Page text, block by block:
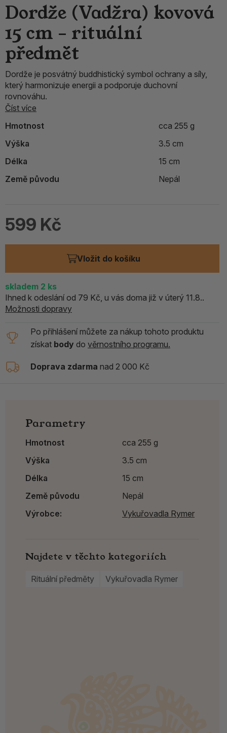
Dordže (Vadžra) kovová
15 cm – rituální
předmět
Dordže je posvátný buddhistický symbol ochrany a síly,
který harmonizuje energii a podporuje duchovní
rovnováhu.
Číst více
Hmotnost
cca 255 g
Výška
3.5 cm
Délka
15 cm
Země původu
Nepál
599 Kč
Vložit do košíku
skladem 2 ks
Ihned k odeslání od 79 Kč, u vás doma již v úterý 11.8..
Možnosti dopravy
Po přihlášení můžete za nákup tohoto produktu
získat body do věrnostního programu.
Doprava zdarma nad 2 000 Kč
Parametry
Hmotnost
cca 255 g
Výška
3.5 cm
Délka
15 cm
Země původu
Nepál
Výrobce:
Vykuřovadla Rymer
Najdete v těchto kategoriích
Rituální předměty Vykuřovadla Rymer